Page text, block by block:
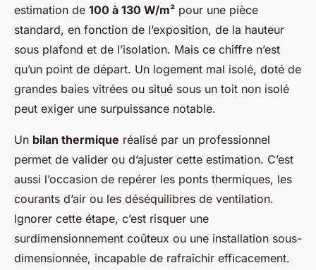
estimation de 100 à 130 W/m² pour une pièce
standard, en fonction de l’exposition, de la hauteur
sous plafond et de l’isolation. Mais ce chiffre n’est
qu’un point de départ. Un logement mal isolé, doté de
grandes baies vitrées ou situé sous un toit non isolé
peut exiger une surpuissance notable.
Un bilan thermique réalisé par un professionnel
permet de valider ou d’ajuster cette estimation. C’est
aussi l’occasion de repérer les ponts thermiques, les
courants d’air ou les déséquilibres de ventilation.
Ignorer cette étape, c’est risquer une
surdimensionnement coûteux ou une installation sous-
dimensionnée, incapable de rafraîchir efficacement.